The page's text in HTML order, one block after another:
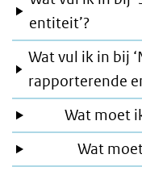
entiteit’?
Wat vul ik in bij
rapporterende
Wat moet
Wat